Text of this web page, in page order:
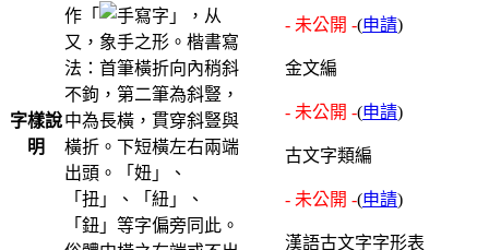
字樣說
明
作「
」，从
又，象手之形。楷書寫
法：首筆橫折向內稍斜
不鉤，第二筆為斜豎，
中為長橫，貫穿斜豎與
橫折。下短橫左右兩端
出頭。「妞」、
「扭」、「紐」、
「鈕」等字偏旁同此。
- 未公開 -(申請)
金文編
- 未公開 -(申請)
古文字類編
- 未公開 -(申請)
漢語古文字字形表